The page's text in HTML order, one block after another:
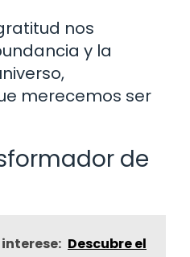
nos
y la
merecemos ser
de
Descubre el